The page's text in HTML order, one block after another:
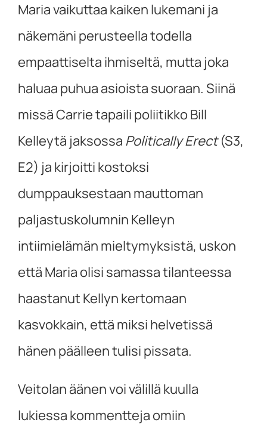
Maria vaikuttaa kaiken lukemani ja
näkemäni perusteella todella
empaattiselta ihmiseltä, mutta joka
haluaa puhua asioista suoraan. Siinä
missä Carrie tapaili poliitikko Bill
Kelleytä jaksossa Politically Erect(S3,
E2) ja kirjoitti kostoksi
dumppauksestaan mauttoman
paljastuskolumnin Kelleyn
intiimielämän mieltymyksistä, uskon
että Maria olisi samassa tilanteessa
haastanut Kellyn kertomaan
kasvokkain, että miksi helvetissä
hänen päälleen tulisi pissata.
Veitolan äänen voi välillä kuulla
lukiessa kommentteja omiin